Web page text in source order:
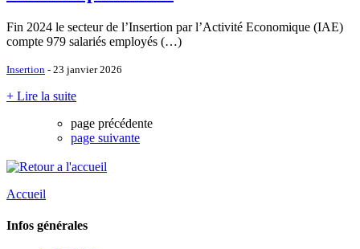
Fin 2024 le secteur de l’Insertion par l’Activité Economique (IAE)
compte 979 salariés employés (…)
Insertion - 23 janvier 2026
+ Lire la suite
page précédente
page suivante
Accueil
Infos générales